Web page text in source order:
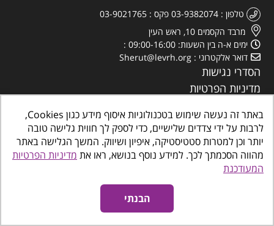
טלפון 03-9382074 פקס
03-9021765
מרבד הקסמים 10, ראש העין
ימים א-ה בין השעות: 09:00-16:00
דואר אלקטרוני
Sherut@levrh.org
הסדרי נגישות
מדיניות הפרטיות
כל הזכויות שמורות ©
www.makombalev.org.il החברה העירונית ראש העין מרכזים
אינטרדיל בניית אתרים לעסקים נגישות אתרים
באתר זה נעשה שימוש בטכנולוגיות איסוף מידע כגון Cookies,
לרבות על ידי צדדים שלישיים, כדי לספק לך חווית גלישה טובה
יותר וכן למטרות סטטיסטיקה, איפיון ושיווק. המשך הגלישה באתר
מהווה הסכמתך לכך. למידע נוסף בנושא, ראו את מדיניות הפרטיות
המעודכנת
הבנתי